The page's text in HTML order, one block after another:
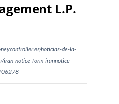
L.P.
noticias-de-la-
iran-notice-form-irannotice-